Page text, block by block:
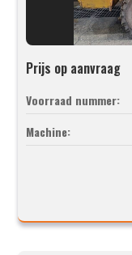
Prijs op aanvraag
Voorraad nummer:
Machine: